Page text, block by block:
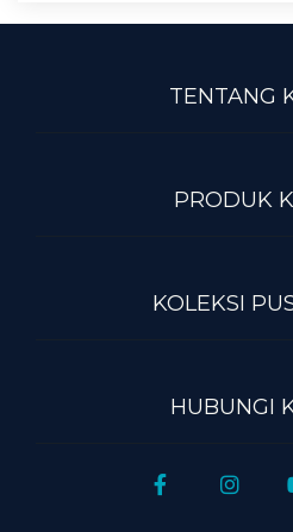
TENTANG
PRODUK
KOLEKSI
HUBUNGI
Facebook